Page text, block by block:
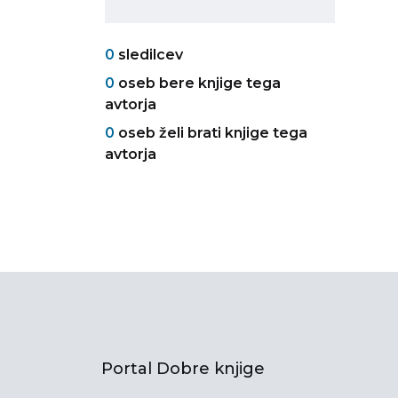
0 sledilcev
0 oseb bere knjige tega
avtorja
0 oseb želi brati knjige tega
avtorja
Portal Dobre knjige